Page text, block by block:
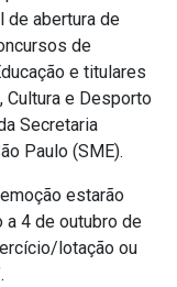
de abertura de
de
e titulares
e Desporto
Secretaria
Paulo (SME).
estarão
4 de outubro de
lotação ou